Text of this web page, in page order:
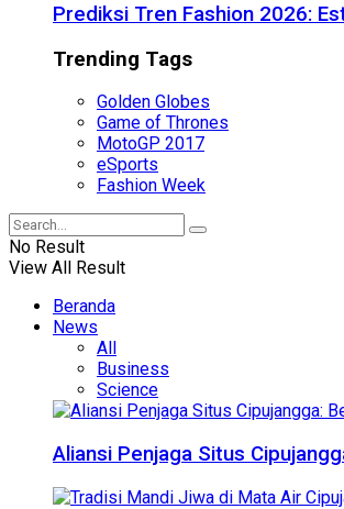
Prediksi Tren Fashion 2026:
Trending Tags
Golden Globes
Game of Thrones
MotoGP 2017
eSports
Fashion Week
No Result
View All Result
Beranda
News
All
Business
Science
Aliansi Penjaga Situs